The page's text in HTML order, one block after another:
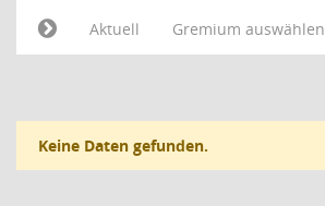
Aktuell
Gremium auswählen
Keine Daten gefunden.